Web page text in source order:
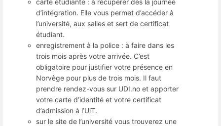
carte étudiante : à récupérer dès la journée
d’intégration. Elle vous permet d’accéder à
l’université, aux salles et sert de certificat
étudiant.
enregistrement à la police : à faire dans les
trois mois après votre arrivée. C’est
obligatoire pour justifier votre présence en
Norvège pour plus de trois mois. Il faut
prendre rendez-vous sur UDI.no et apporter
votre carte d’identité et votre certificat
d’admission à l’UiT.
sur le site de l’université vous trouverez une